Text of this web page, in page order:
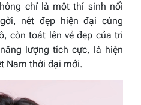
chỉ là một thí sinh nổi
nét đẹp hiện đại cùng
còn toát lên vẻ đẹp của tri
lượng tích cực, là hiện
Nam thời đại mới.